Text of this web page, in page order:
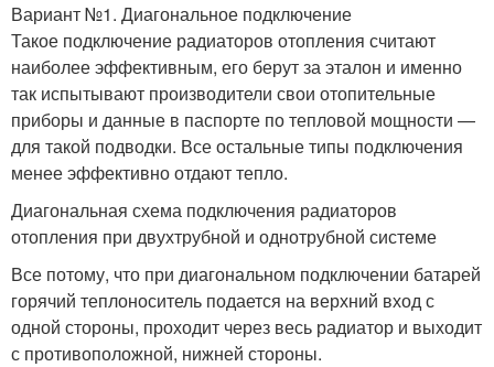
Вариант №1. Диагональное подключение
Такое подключение радиаторов отопления считают
наиболее эффективным, его берут за эталон и именно
так испытывают производители свои отопительные
приборы и данные в паспорте по тепловой мощности —
для такой подводки. Все остальные типы подключения
менее эффективно отдают тепло.
Диагональная схема подключения радиаторов
отопления при двухтрубной и однотрубной системе
Все потому, что при диагональном подключении батарей
горячий теплоноситель подается на верхний вход с
одной стороны, проходит через весь радиатор и выходит
с противоположной, нижней стороны.